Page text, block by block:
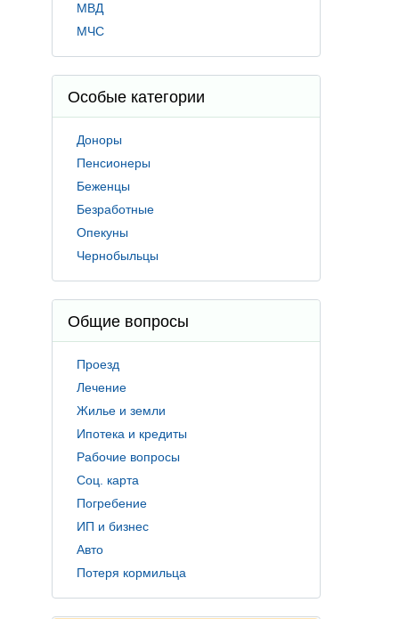
МВД
МЧС
Особые категории
Доноры
Пенсионеры
Беженцы
Безработные
Опекуны
Чернобыльцы
Общие вопросы
Проезд
Лечение
Жилье и земли
Ипотека и кредиты
Рабочие вопросы
Соц. карта
Погребение
ИП и бизнес
Авто
Потеря кормильца